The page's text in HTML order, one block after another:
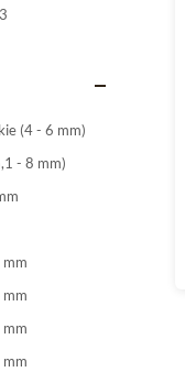
(4 - 6 mm)
- 8 mm)